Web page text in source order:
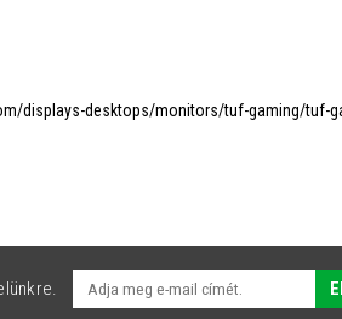
displays-desktops/monitors/tuf-gaming/tuf-